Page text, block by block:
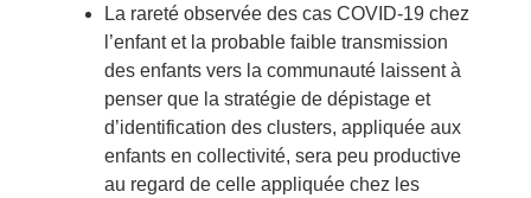
La rareté observée des cas COVID-19 chez
l’enfant et la probable faible transmission
des enfants vers la communauté laissent à
penser que la stratégie de dépistage et
d’identification des clusters, appliquée aux
enfants en collectivité, sera peu productive
au regard de celle appliquée chez les